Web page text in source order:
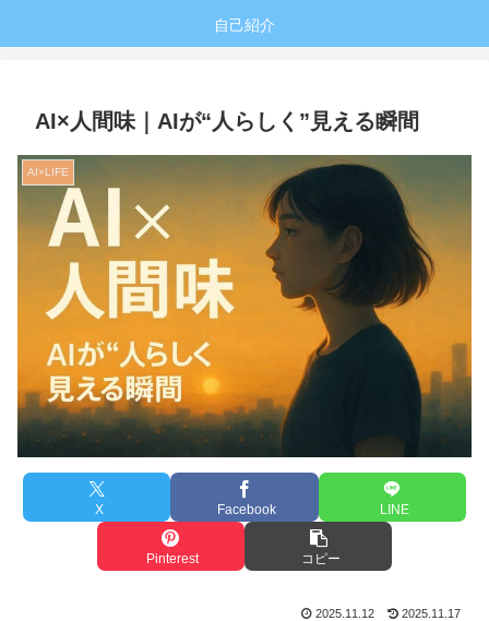
自己紹介
AI×人間味｜AIが“人らしく”見える瞬間
AI×LIFE
X Facebook LINE
Pinterest コピー
2025.11.12 2025.11.17